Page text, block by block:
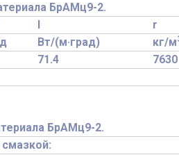
БрАМц9-2.
l r
Вт/(м·град) кг/м
71.4 7630
БрАМц9-2.